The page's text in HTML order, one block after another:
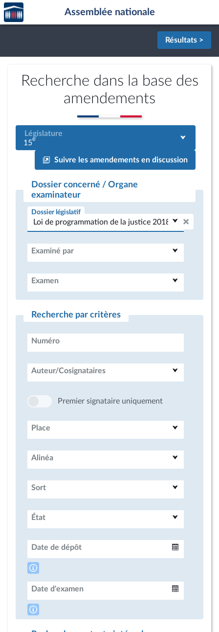
Aller au contenu
Aller en bas de la page
Accèder
à la
page
Assemblée nationale
Résultats >
Recherche dans la base des
amendements
Législature
15e
Suivre les amendements en discussion
Dossier concerné / Organe
examinateur
Dossier législatif
Examiné par
Examen
Recherche par critères
Numéro
Auteur/Cosignataires
Premier signataire uniquement
Place
Alinéa
Sort
État
Date de dépôt
Date d'examen